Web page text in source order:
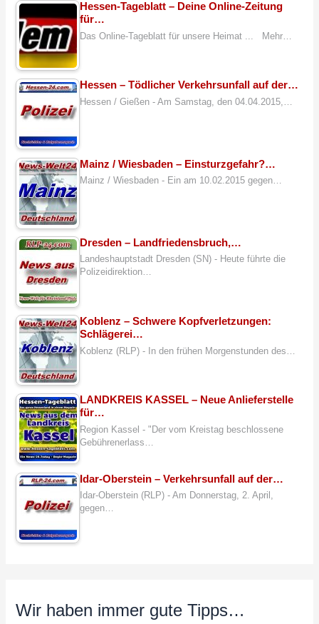
Hessen-Tageblatt – Deine Online-Zeitung
für…
Das Online-Tageblatt für unsere Heimat ... Mehr…
Hessen – Tödlicher Verkehrsunfall auf der…
Hessen / Gießen - Am Samstag, den 04.04.2015,…
Mainz / Wiesbaden – Einsturzgefahr?…
Mainz / Wiesbaden - Ein am 10.02.2015 gegen…
Dresden – Landfriedensbruch,…
Landeshauptstadt Dresden (SN) - Heute führte die
Polizeidirektion…
Koblenz – Schwere Kopfverletzungen:
Schlägerei…
Koblenz (RLP) - In den frühen Morgenstunden des…
LANDKREIS KASSEL – Neue Anlieferstelle
für…
Region Kassel - "Der vom Kreistag beschlossene
Gebührenerlass…
Idar-Oberstein – Verkehrsunfall auf der…
Idar-Oberstein (RLP) - Am Donnerstag, 2. April,
gegen…
Wir haben immer gute Tipps…